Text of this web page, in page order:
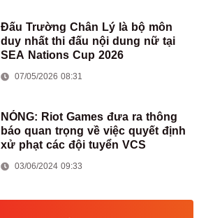
Đấu Trường Chân Lý là bộ môn
duy nhất thi đấu nội dung nữ tại
SEA Nations Cup 2026
07/05/2026 08:31
NÓNG: Riot Games đưa ra thông
báo quan trọng về việc quyết định
xử phạt các đội tuyển VCS
03/06/2024 09:33